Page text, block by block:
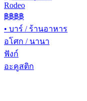
Rodeo
฿฿฿฿
• บาร์ / ร้านอาหาร
อโศก / นานา
ฟังก์
อะคูสติก